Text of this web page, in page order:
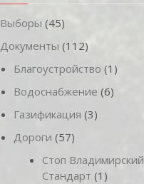
Выборы (45)
Документы (112)
Благоустройство (1)
Водоснабжение (6)
Газификация (3)
Дороги (57)
Стоп Владимирский
Стандарт (1)